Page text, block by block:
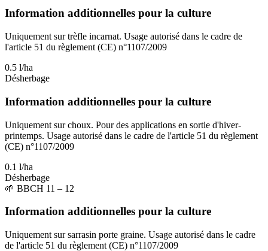
Information additionnelles pour la culture
Uniquement sur trèfle incarnat. Usage autorisé dans le cadre de
l'article 51 du règlement (CE) n°1107/2009
0.5 l/ha
Désherbage
Information additionnelles pour la culture
Uniquement sur choux. Pour des applications en sortie d'hiver-
printemps. Usage autorisé dans le cadre de l'article 51 du règlement
(CE) n°1107/2009
0.1 l/ha
Désherbage
🌱 BBCH 11 – 12
Information additionnelles pour la culture
Uniquement sur sarrasin porte graine. Usage autorisé dans le cadre
de l'article 51 du règlement (CE) n°1107/2009